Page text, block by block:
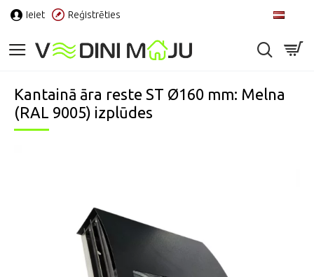
Ieiet Reģistrēties
Kantainā āra reste ST Ø160 mm: Melna
(RAL 9005) izplūdes